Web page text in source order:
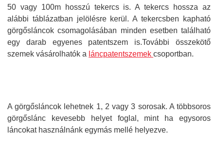
50 vagy 100m hosszú tekercs is. A tekercs hossza az
alábbi táblázatban jelölésre kerül. A tekercsben kapható
görgősláncok csomagolásában minden esetben található
egy darab egyenes patentszem is.További összekötő
szemek vásárolhatók a láncpatentszemek csoportban.
A görgősláncok lehetnek 1, 2 vagy 3 sorosak. A többsoros
görgőslánc kevesebb helyet foglal, mint ha egysoros
láncokat használnánk egymás mellé helyezve.